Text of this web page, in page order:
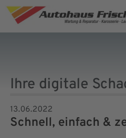
Ihre digitale
13.06.2022
Schnell, einfach &